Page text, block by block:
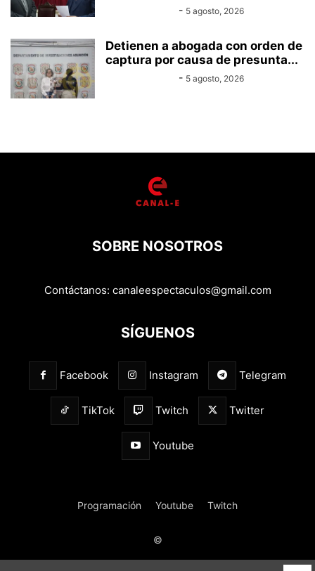
- 5 agosto, 2026
Detienen a abogada con orden de
captura por causa de presunta...
- 5 agosto, 2026
SOBRE NOSOTROS
Contáctanos: canaleespectaculos@gmail.com
SÍGUENOS
Facebook Instagram Telegram
TikTok Twitch Twitter
Youtube
Programación Youtube Twitch
©